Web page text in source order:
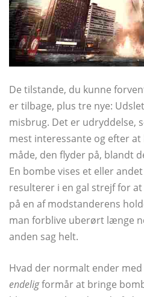
De tilstande, du kunne
er tilbage, plus tre nye:
misbrug. Det er udryddelse,
mest interessante og efter
måde, den flyder på, blandt
En bombe vises et eller
resulterer i en gal strejf for
på en af ​​modstanderens
man forblive uberørt længe
anden sag helt.
Hvad der normalt ender
endeligformår at bringe